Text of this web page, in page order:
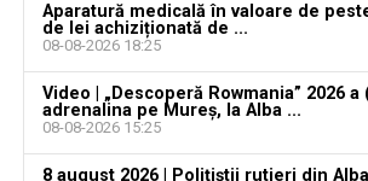
2026. AJOFM Alba a publicat
vacante
Bărbat de 30 de ani din Galda de
ce și-ar fi agresat și violat
Aparatură medicală în valoare de
de lei achiziționată de ...
08-08-2026 18:25
Video | „Descoperă Rowmania” 2026 a
adrenalina pe Mureș, la Alba ...
08-08-2026 15:25
8 august 2026 | Polițiștii rutieri din